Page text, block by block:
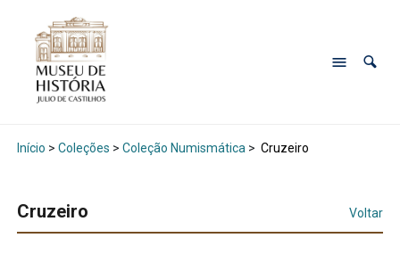
Início > Coleções > Coleção Numismática > Cruzeiro
Cruzeiro Voltar